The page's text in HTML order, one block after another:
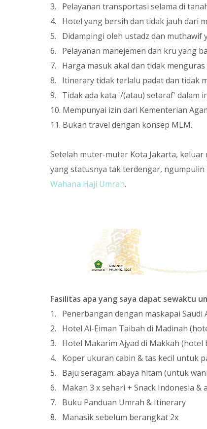
3. Pelayanan transportasi selama di
4. Hotel yang bersih dan tidak jauh dari
5. Didampingi oleh ustadz dan muthawif
6. Pelayanan manejemen dan kru yang
7. Harga masuk akal dan tidak
8. Itinerary tidak terlalu padat dan tidak
9. Tidak ada kata '/(atau) setaraf' dalam
10. Mempunyai izin dari Kementerian
11. Bukan travel dengan konsep MLM.
Setelah muter-muter Kota Jakarta,
yang statusnya tak terdengar, ngumpulin
Wahana Haji Umrah.
Fasilitas apa yang saya dapat sewaktu
1. Penerbangan dengan maskapai Saudi
2. Hotel Al-Eiman Taibah di Madinah
3. Hotel Makarim Ajyad di Makkah (hotel
4. Koper ukuran cabin & tas kecil untuk
5. Baju seragam: abaya hitam (untuk
6. Makan 3 x sehari + Snack Indonesia &
7. Buku Panduan Umrah & Itinerary
8. Manasik sebelum berangkat 2x